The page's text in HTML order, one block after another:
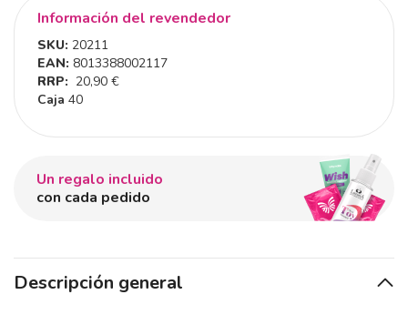
Información del revendedor
SKU: 20211
EAN: 8013388002117
RRP: 20,90 €
Caja 40
Un regalo incluido
con cada pedido
Descripción general